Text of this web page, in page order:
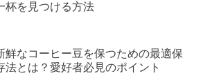
杯を見つける方法
鮮なコーヒー豆を保つための最適保
法とは？愛好者必見のポイント